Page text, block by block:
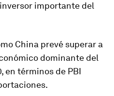
importante del
China prevé superar a
dominante del
en términos de PBI